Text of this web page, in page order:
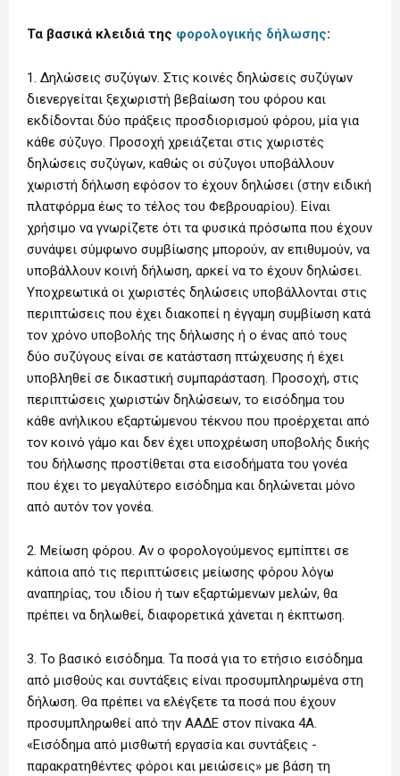
Τα βασικά κλειδιά της φορολογικής δήλωσης:
1. Δηλώσεις συζύγων. Στις κοινές δηλώσεις συζύγων
διενεργείται ξεχωριστή βεβαίωση του φόρου και
εκδίδονται δύο πράξεις προσδιορισμού φόρου, μία για
κάθε σύζυγο. Προσοχή χρειάζεται στις χωριστές
δηλώσεις συζύγων, καθώς οι σύζυγοι υποβάλλουν
χωριστή δήλωση εφόσον το έχουν δηλώσει (στην ειδική
πλατφόρμα έως το τέλος του Φεβρουαρίου). Είναι
χρήσιμο να γνωρίζετε ότι τα φυσικά πρόσωπα που έχουν
συνάψει σύμφωνο συμβίωσης μπορούν, αν επιθυμούν, να
υποβάλλουν κοινή δήλωση, αρκεί να το έχουν δηλώσει.
Υποχρεωτικά οι χωριστές δηλώσεις υποβάλλονται στις
περιπτώσεις που έχει διακοπεί η έγγαμη συμβίωση κατά
τον χρόνο υποβολής της δήλωσης ή ο ένας από τους
δύο συζύγους είναι σε κατάσταση πτώχευσης ή έχει
υποβληθεί σε δικαστική συμπαράσταση. Προσοχή, στις
περιπτώσεις χωριστών δηλώσεων, το εισόδημα του
κάθε ανήλικου εξαρτώμενου τέκνου που προέρχεται από
τον κοινό γάμο και δεν έχει υποχρέωση υποβολής δικής
του δήλωσης προστίθεται στα εισοδήματα του γονέα
που έχει το μεγαλύτερο εισόδημα και δηλώνεται μόνο
από αυτόν τον γονέα.
2. Μείωση φόρου. Αν ο φορολογούμενος εμπίπτει σε
κάποια από τις περιπτώσεις μείωσης φόρου λόγω
αναπηρίας, του ιδίου ή των εξαρτώμενων μελών, θα
πρέπει να δηλωθεί, διαφορετικά χάνεται η έκπτωση.
3. Το βασικό εισόδημα. Τα ποσά για το ετήσιο εισόδημα
από μισθούς και συντάξεις είναι προσυμπληρωμένα στη
δήλωση. Θα πρέπει να ελέγξετε τα ποσά που έχουν
προσυμπληρωθεί από την ΑΑΔΕ στον πίνακα 4Α.
«Εισόδημα από μισθωτή εργασία και συντάξεις -
παρακρατηθέντες φόροι και μειώσεις» με βάση τη